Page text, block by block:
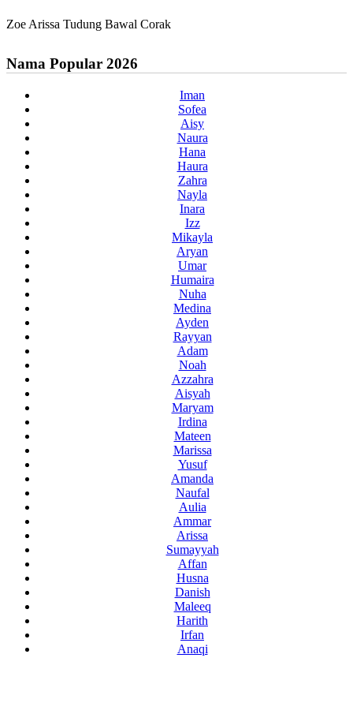
Zoe Arissa Tudung Bawal Corak
Nama Popular 2026
Iman
Sofea
Aisy
Naura
Hana
Haura
Zahra
Nayla
Inara
Izz
Mikayla
Aryan
Umar
Humaira
Nuha
Medina
Ayden
Rayyan
Adam
Noah
Azzahra
Aisyah
Maryam
Irdina
Mateen
Marissa
Yusuf
Amanda
Naufal
Aulia
Ammar
Arissa
Sumayyah
Affan
Husna
Danish
Maleeq
Harith
Irfan
Anaqi